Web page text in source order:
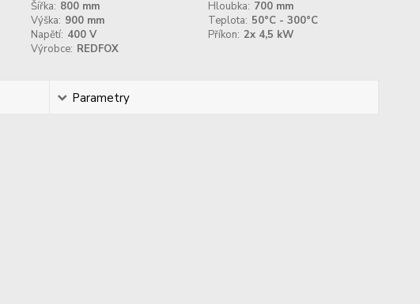
Šířka: 800 mm Hloubka: 700 mm
Výška: 900 mm Teplota: 50°C - 300°C
Napětí: 400 V Příkon: 2x 4,5 kW
Výrobce: REDFOX
Parametry